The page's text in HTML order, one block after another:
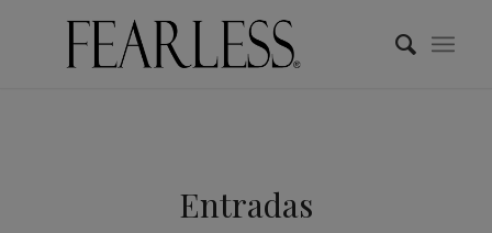
Entradas